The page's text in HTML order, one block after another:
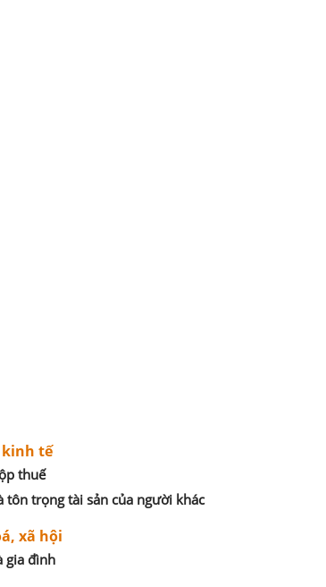
kinh tế
thuế
tôn trọng tài sản của người khác
xã hội
gia đình